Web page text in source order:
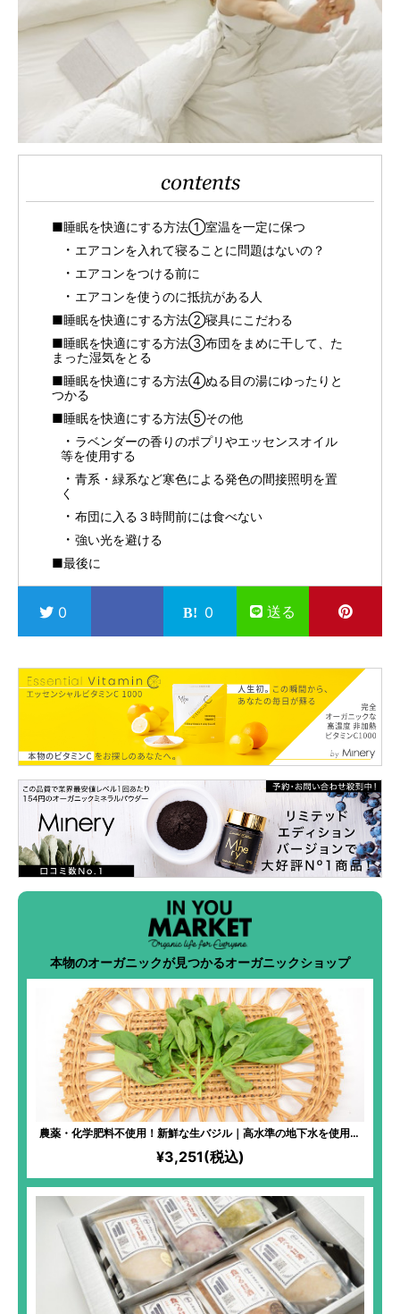
contents
■睡眠を快適にする方法①室温を一定に保つ
エアコンを入れて寝ることに問題はないの？
エアコンをつける前に
エアコンを使うのに抵抗がある人
■睡眠を快適にする方法②寝具にこだわる
■睡眠を快適にする方法③布団をまめに干して、た
まった湿気をとる
■睡眠を快適にする方法④ぬる目の湯にゆったりと
つかる
■睡眠を快適にする方法⑤その他
ラベンダーの香りのポプリやエッセンスオイル
等を使用する
青系・緑系など寒色による発色の間接照明を置
く
布団に入る３時間前には食べない
強い光を避ける
■最後に
0 0 送る
本物のオーガニックが見つかるオーガニックショップ
農薬・化学肥料不使用！新鮮な生バジル｜高水準の地下水を使用！
ハーブ初心者でも気軽に楽しめる、アレンジ自在なフレッシュバジ
ル！スイーツ、パスタソース、オムレスと大活躍！
¥3,251(税込)